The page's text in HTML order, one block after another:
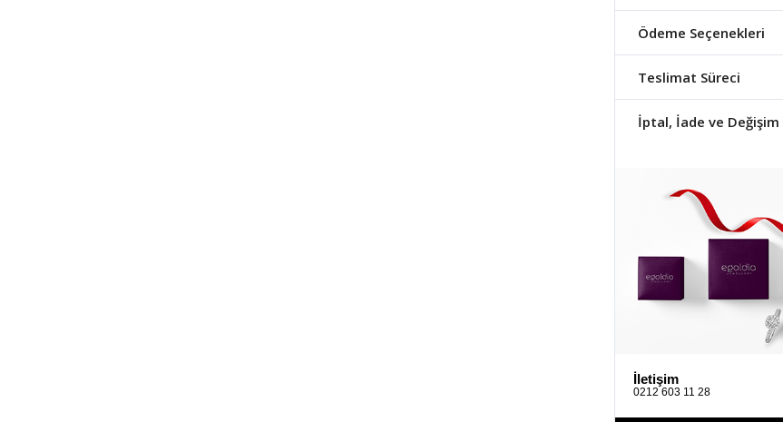
Ödeme Seçenekleri
Teslimat Süreci
İptal, İade ve Değişim
İletişim
0212 603 11 28